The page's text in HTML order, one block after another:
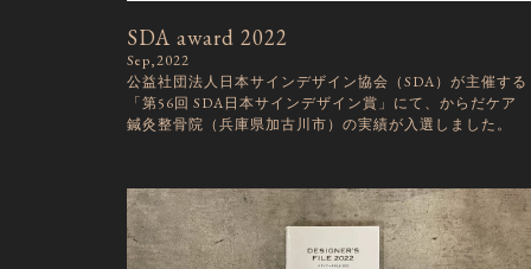
SDA award 2022
Sep,2022
公益社団法人日本サインデザイン協会（SDA）が主催する
「第56回 SDA日本サインデザイン賞」にて、からだケア
鍼灸整骨院（兵庫県加古川市）の実績が入選しました。